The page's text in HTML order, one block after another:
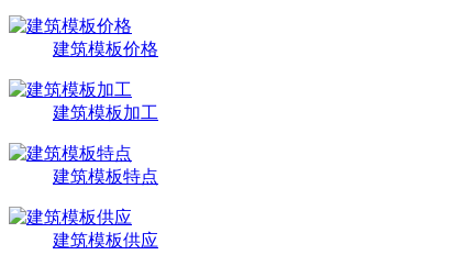
建筑模板价格
建筑模板加工
建筑模板特点
建筑模板供应